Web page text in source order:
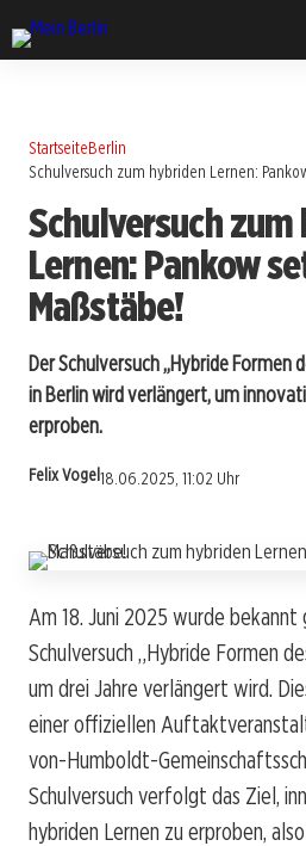
StartseiteBerlin
Schulversuch zum hybriden Lernen:
Schulversuch
Lernen: Pankow
Maßstäbe!
Der Schulversuch „Hybride Formen
in Berlin wird verlängert, um
erproben.
Felix Vogel18.06.2025, 11:02 Uhr
Am 18. Juni 2025 wurde bekannt
Schulversuch „Hybride Formen
um drei Jahre verlängert wird.
einer offiziellen
von-Humboldt-
Schulversuch verfolgt das Ziel,
hybriden Lernen zu erproben,